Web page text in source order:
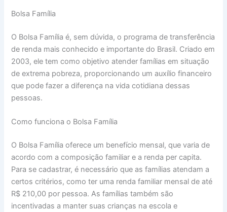
Bolsa Família
O Bolsa Família é, sem dúvida, o programa de transferência
de renda mais conhecido e importante do Brasil. Criado em
2003, ele tem como objetivo atender famílias em situação
de extrema pobreza, proporcionando um auxílio financeiro
que pode fazer a diferença na vida cotidiana dessas
pessoas.
Como funciona o Bolsa Família
O Bolsa Família oferece um benefício mensal, que varia de
acordo com a composição familiar e a renda per capita.
Para se cadastrar, é necessário que as famílias atendam a
certos critérios, como ter uma renda familiar mensal de até
R$ 210,00 por pessoa. As famílias também são
incentivadas a manter suas crianças na escola e